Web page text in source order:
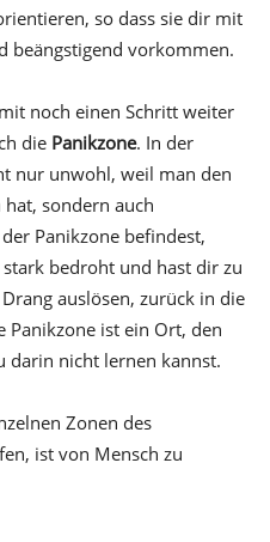
so dass sie dir mit
beängstigend vorkommen.
noch einen Schritt weiter
die Panikzone. In der
nur unwohl, weil man den
sondern auch
Panikzone befindest,
bedroht und hast dir zu
auslösen, zurück in die
Panikzone ist ein Ort, den
darin nicht lernen kannst.
Zonen des
ist von Mensch zu